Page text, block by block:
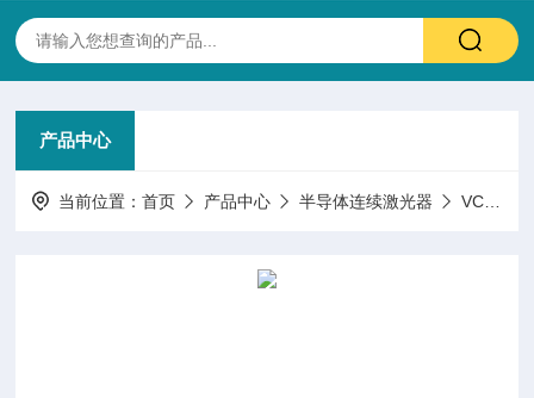
产品中心
当前位置：首页 产品中心 半导体连续激光器 VCSEL激光器